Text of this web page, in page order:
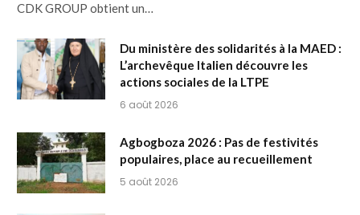
CDK GROUP obtient un…
Du ministère des solidarités à la MAED :
L’archevêque Italien découvre les
actions sociales de la LTPE
6 août 2026
Agbogboza 2026 : Pas de festivités
populaires, place au recueillement
5 août 2026